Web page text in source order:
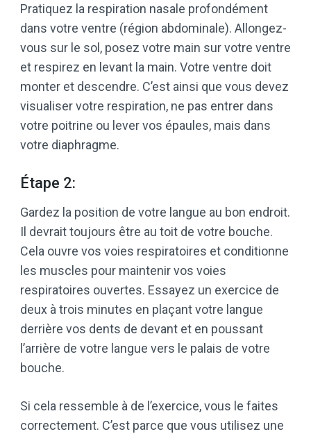
Pratiquez la respiration nasale profondément
dans votre ventre (région abdominale). Allongez-
vous sur le sol, posez votre main sur votre ventre
et respirez en levant la main. Votre ventre doit
monter et descendre. C’est ainsi que vous devez
visualiser votre respiration, ne pas entrer dans
votre poitrine ou lever vos épaules, mais dans
votre diaphragme.
Étape 2:
Gardez la position de votre langue au bon endroit.
Il devrait toujours être au toit de votre bouche.
Cela ouvre vos voies respiratoires et conditionne
les muscles pour maintenir vos voies
respiratoires ouvertes. Essayez un exercice de
deux à trois minutes en plaçant votre langue
derrière vos dents de devant et en poussant
l’arrière de votre langue vers le palais de votre
bouche.
Si cela ressemble à de l’exercice, vous le faites
correctement. C’est parce que vous utilisez une